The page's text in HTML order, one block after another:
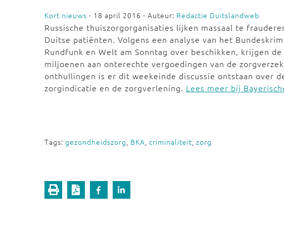
Kort nieuws - 18 april 2016 - Auteur: Redactie Duitslandweb
Russische thuiszorgorganisaties lijken massaal te
Duitse patiënten. Volgens een analyse van het
Rundfunk en Welt am Sonntag over beschikken, krijgen
miljoenen aan onterechte vergoedingen van de
onthullingen is er dit weekeinde discussie ontstaan over
zorgindicatie en de zorgverlening. Lees meer bij
Tags: gezondheidszorg, BKA, criminaliteit, zorg